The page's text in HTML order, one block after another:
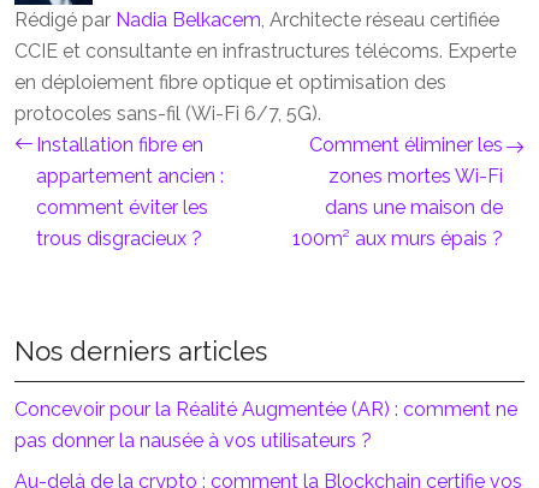
Rédigé par Nadia Belkacem , Architecte réseau certifiée
CCIE et consultante en infrastructures télécoms. Experte
en déploiement fibre optique et optimisation des
protocoles sans-fil (Wi-Fi 6/7, 5G).
Installation fibre en
appartement ancien :
comment éviter les
trous disgracieux ?
Comment éliminer les
zones mortes Wi-Fi
dans une maison de
100m² aux murs épais ?
Nos derniers articles
Concevoir pour la Réalité Augmentée (AR) : comment ne
pas donner la nausée à vos utilisateurs ?
Au-delà de la crypto : comment la Blockchain certifie vos